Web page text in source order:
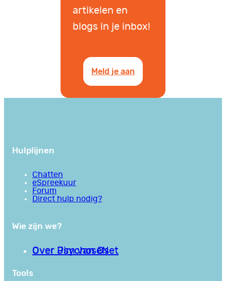
artikelen en
blogs in je inbox!
Meld je aan
Hulplijnen
Chatten
eSpreekuur
Forum
Direct hulp nodig?
Wie zijn we?
Over PsychoseNet
Over Jim van Os
Tools